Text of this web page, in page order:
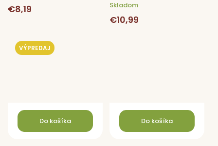
€8,19
€10,99
Skladom
VÝPREDAJ
Do košíka Do košíka